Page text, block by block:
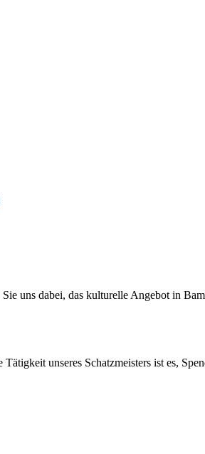
uns da­bei, das kul­tu­rel­le An­ge­bot in
un­se­res Schatz­meis­ters ist es,